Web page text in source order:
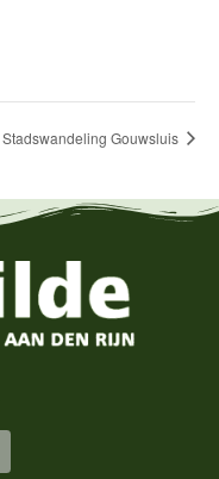
Stadswandeling Gouwsluis